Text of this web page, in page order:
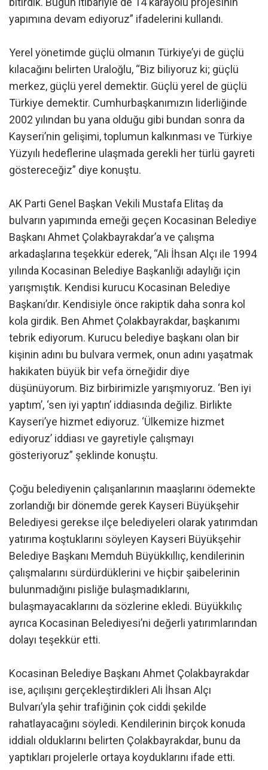
yapımına devam ediyoruz” ifadelerini kullandı.
Yerel yönetimde güçlü olmanın Türkiye’yi de güçlü
kılacağını belirten Uraloğlu, “Biz biliyoruz ki; güçlü
merkez, güçlü yerel demektir. Güçlü yerel de güçlü
Türkiye demektir. Cumhurbaşkanımızın liderliğinde
2002 yılından bu yana olduğu gibi bundan sonra da
Kayseri’nin gelişimi, toplumun kalkınması ve Türkiye
Yüzyılı hedeflerine ulaşmada gerekli her türlü gayreti
göstereceğiz” diye konuştu.
AK Parti Genel Başkan Vekili Mustafa Elitaş da
bulvarın yapımında emeği geçen Kocasinan Belediye
Başkanı Ahmet Çolakbayrakdar’a ve çalışma
arkadaşlarına teşekkür ederek, “Ali İhsan Alçı ile 1994
yılında Kocasinan Belediye Başkanlığı adaylığı için
yarışmıştık. Kendisi kurucu Kocasinan Belediye
Başkanı’dır. Kendisiyle önce rakiptik daha sonra kol
kola girdik. Ben Ahmet Çolakbayrakdar, başkanımı
tebrik ediyorum. Kurucu belediye başkanı olan bir
kişinin adını bu bulvara vermek, onun adını yaşatmak
hakikaten büyük bir vefa örneğidir diye
düşünüyorum. Biz birbirimizle yarışmıyoruz. ‘Ben iyi
yaptım’, ‘sen iyi yaptın’ iddiasında değiliz. Birlikte
Kayseri’ye hizmet ediyoruz. ‘Ülkemize hizmet
ediyoruz’ iddiası ve gayretiyle çalışmayı
gösteriyoruz” şeklinde konuştu.
Çoğu belediyenin çalışanlarının maaşlarını ödemekte
zorlandığı bir dönemde gerek Kayseri Büyükşehir
Belediyesi gerekse ilçe belediyeleri olarak yatırımdan
yatırıma koştuklarını söyleyen Kayseri Büyükşehir
Belediye Başkanı Memduh Büyükkıllıç, kendilerinin
çalışmalarını sürdürdüklerini ve hiçbir şaibelerinin
bulunmadığını pisliğe bulaşmadıklarını,
bulaşmayacaklarını da sözlerine ekledi. Büyükkılıç
ayrıca Kocasinan Belediyesi’ni değerli yatırımlarından
dolayı teşekkür etti.
Kocasinan Belediye Başkanı Ahmet Çolakbayrakdar
ise, açılışını gerçekleştirdikleri Ali İhsan Alçı
Bulvarı’yla şehir trafiğinin çok ciddi şekilde
rahatlayacağını söyledi. Kendilerinin birçok konuda
iddialı olduklarını belirten Çolakbayrakdar, bunu da
yaptıkları projelerle ortaya koyduklarını ifade etti.